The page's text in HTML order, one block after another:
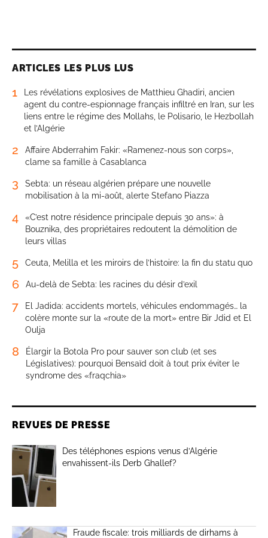
ARTICLES LES PLUS LUS
1
Les révélations explosives de Matthieu Ghadiri, ancien
agent du contre-espionnage français infiltré en Iran, sur les
liens entre le régime des Mollahs, le Polisario, le Hezbollah
et l’Algérie
2
Affaire Abderrahim Fakir: «Ramenez-nous son corps»,
clame sa famille à Casablanca
3
Sebta: un réseau algérien prépare une nouvelle
mobilisation à la mi-août, alerte Stefano Piazza
4
«C’est notre résidence principale depuis 30 ans»: à
Bouznika, des propriétaires redoutent la démolition de
leurs villas
5 Ceuta, Melilla et les miroirs de l’histoire: la fin du statu quo
6 Au-delà de Sebta: les racines du désir d’exil
7
El Jadida: accidents mortels, véhicules endommagés… la
colère monte sur la «route de la mort» entre Bir Jdid et El
Oulja
8
Élargir la Botola Pro pour sauver son club (et ses
Législatives): pourquoi Bensaïd doit à tout prix éviter le
syndrome des «fraqchia»
REVUES DE PRESSE
Des téléphones espions venus d’Algérie
envahissent-ils Derb Ghallef?
Fraude fiscale: trois milliards de dirhams à